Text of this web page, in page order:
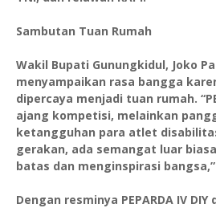
Sambutan Tuan Rumah
Wakil Bupati Gunungkidul, Joko
menyampaikan rasa bangga
dipercaya menjadi tuan rumah.
ajang kompetisi, melainkan
ketangguhan para atlet
gerakan, ada semangat luar
batas dan menginspirasi
Dengan resminya PEPARDA IV